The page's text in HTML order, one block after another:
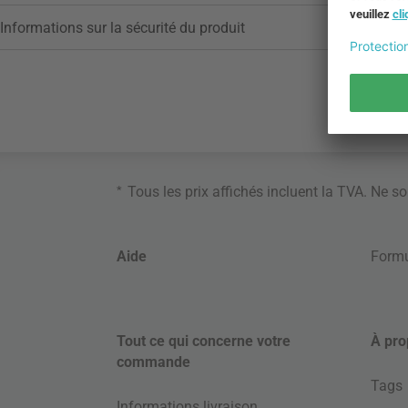
Informations sur la sécurité du produit
* Tous les prix affichés incluent la TVA. Ne
Aide
Tout ce qui concerne votre
commande
À
Tags